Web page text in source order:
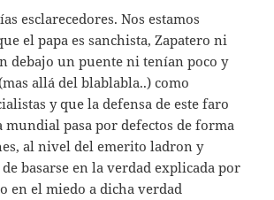
esclarecedores. Nos estamos
el papa es sanchista, Zapatero ni
debajo un puente ni tenían poco y
allá del blablabla..) como
y que la defensa de este faro
mundial pasa por defectos de forma
al nivel del emerito ladron y
basarse en la verdad explicada por
en el miedo a dicha verdad